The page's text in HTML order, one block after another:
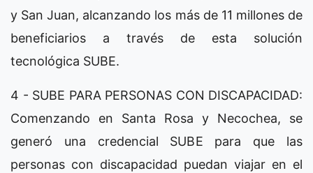
y San Juan, alcanzando los más de 11 millones de
beneficiarios a través de esta solución
tecnológica SUBE.
4 - SUBE PARA PERSONAS CON DISCAPACIDAD:
Comenzando en Santa Rosa y Necochea, se
generó una credencial SUBE para que las
personas con discapacidad puedan viajar en el